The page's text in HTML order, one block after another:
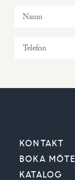
KONTAKT
BOKA MÖTE
KATALOG